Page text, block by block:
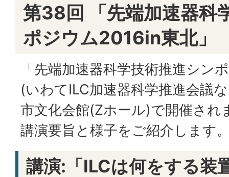
第38回 「先端加速器科
ポジウム2016in東北」
「先端加速器科学技術推進シン
(いわてILC加速器科学推進会議
市文化会館(Zホール)で開催され
講演要旨と様子をご紹介します
講演:「ILCは何をする装